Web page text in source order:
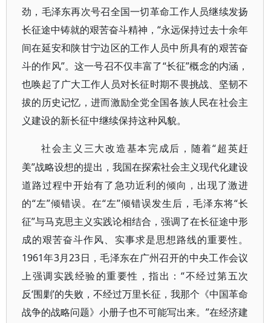
劲，毛泽东再次号召全国一切革命工作人员继续发扬
长征途中铸就的艰苦奋斗精神，“永远保持过去十余年
间在延安和陕甘宁边区的工作人员中所具有的艰苦奋
斗的作风”。这一号召不仅丰富了“长征”概念的内涵，
也唤起了广大工作人员对长征时期不畏挑战、坚韧不
拔的历史记忆，进而激励全党全国各族人民在社会主
义建设的新长征中继续保持这种风貌。
社会主义三大改造基本完成后，随着“超英赶
美”战略设想的提出，我国在探索社会主义现代化建设
道路过程中开始有了急功近利的倾向，出现了激进
的“左”倾错误。在“左”倾错误发生后，毛泽东将“长
征”与马克思主义实践论相结合，强调了在长征途中形
成的艰苦奋斗作风、实事求是思想路线的重要性。
1961年3月23日，毛泽东在广州召开的中央工作会议
上强调实践经验的重要性，指出：“不经过第五次
反‘围剿’的失败，不经过万里长征，我那个《中国革命
战争的战略问题》小册子也不可能写出来。”在经济建